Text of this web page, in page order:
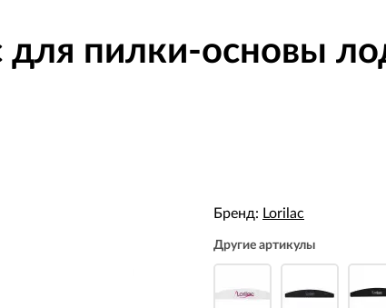
пилки-основы
Бренд: Lorilac
Другие артикулы